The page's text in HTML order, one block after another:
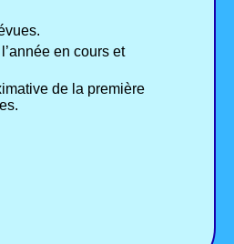
en cours et
de la première